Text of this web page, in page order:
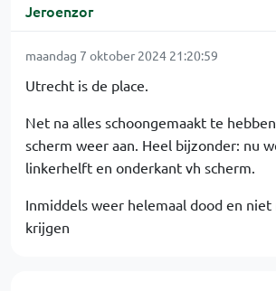
Jeroenzor
maandag 7 oktober 2024 21:20:59
Utrecht is de place.
Net na alles schoongemaakt te
scherm weer aan. Heel bijzonder: nu
linkerhelft en onderkant vh scherm.
Inmiddels weer helemaal dood en niet
krijgen